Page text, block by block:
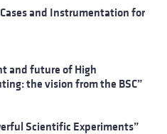
Cases and Instrumentation for
and future of High
the vision from the BSC”
Scientific Experiments”